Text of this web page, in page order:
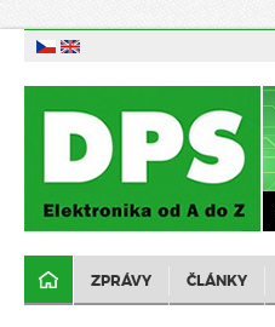
ZPRÁVY ČLÁNKY